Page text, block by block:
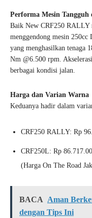
Performa Mesin Tangguh
Baik New CRF250 RALLY
menggendong mesin
yang menghasilkan tenaga
Nm @6.500 rpm.
berbagai kondisi jalan.
Harga dan Varian Warna
Keduanya hadir dalam
CRF250 RALLY: Rp
CRF250L: Rp
(Harga On The Road
BACA Aman
dengan Tips Ini